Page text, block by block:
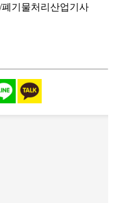
폐기물처리산업기사